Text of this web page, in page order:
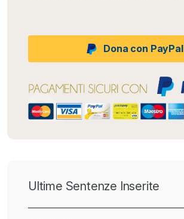
Dona con PayPal
Ultime Sentenze Inserite